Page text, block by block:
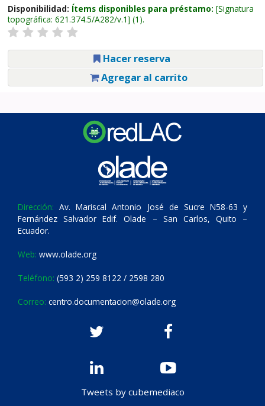
Disponibilidad: Ítems disponibles para préstamo: Signatura
topográfica: 621.374.5/A282/v.1 (1).
Hacer reserva
Agregar al carrito
Dirección: Av. Mariscal Antonio José de Sucre N58-63 y
Fernández Salvador Edif. Olade – San Carlos, Quito –
Ecuador.
Web: www.olade.org
Teléfono: (593 2) 259 8122 / 2598 280
Correo: centro.documentacion@olade.org
Tweets by cubemediaco